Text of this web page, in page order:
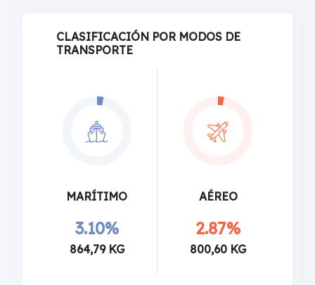
CLASIFICACIÓN POR MODOS DE
TRANSPORTE
MARÍTIMO
3.10%
864,79 KG
AÉREO
2.87%
800,60 KG